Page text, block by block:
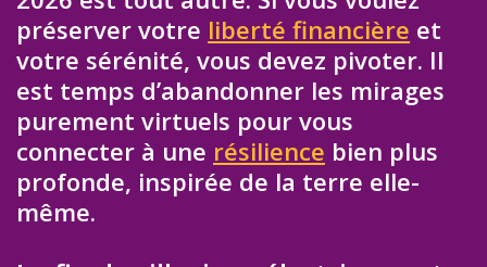
préserver votre liberté financière et
votre sérénité, vous devez pivoter. Il
est temps d’abandonner les mirages
purement virtuels pour vous
connecter à une résilience bien plus
profonde, inspirée de la terre elle-
même.